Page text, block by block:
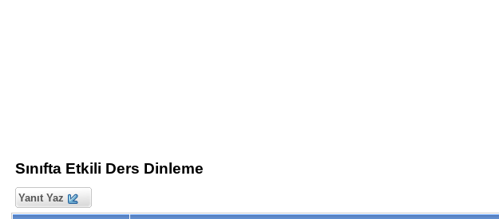
Sınıfta Etkili Ders Dinleme
Yanıt Yaz